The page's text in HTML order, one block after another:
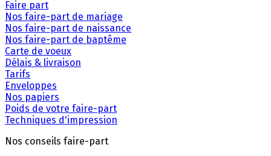
Faire part
Nos faire-part de mariage
Nos faire-part de naissance
Nos faire-part de baptême
Carte de voeux
Délais & livraison
Tarifs
Enveloppes
Nos papiers
Poids de votre faire-part
Techniques d'impression
Nos conseils faire-part